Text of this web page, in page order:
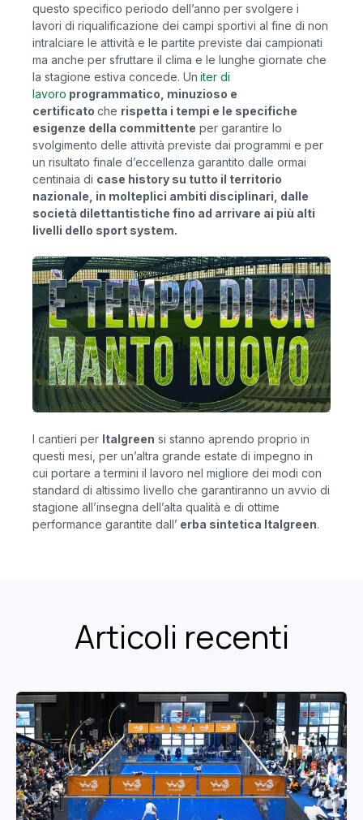
questo specifico periodo dell’anno per svolgere i
lavori di riqualificazione dei campi sportivi al fine di non
intralciare le attività e le partite previste dai campionati
ma anche per sfruttare il clima e le lunghe giornate che
la stagione estiva concede. Un iter di
lavoro programmatico, minuzioso e
certificato che rispetta i tempi e le specifiche
esigenze della committente per garantire lo
svolgimento delle attività previste dai programmi e per
un risultato finale d’eccellenza garantito dalle ormai
centinaia di case history su tutto il territorio
nazionale, in molteplici ambiti disciplinari, dalle
società dilettantistiche fino ad arrivare ai più alti
livelli dello sport system.
I cantieri per Italgreen si stanno aprendo proprio in
questi mesi, per un’altra grande estate di impegno in
cui portare a termini il lavoro nel migliore dei modi con
standard di altissimo livello che garantiranno un avvio di
stagione all’insegna dell’alta qualità e di ottime
performance garantite dall’ erba sintetica Italgreen.
Articoli recenti